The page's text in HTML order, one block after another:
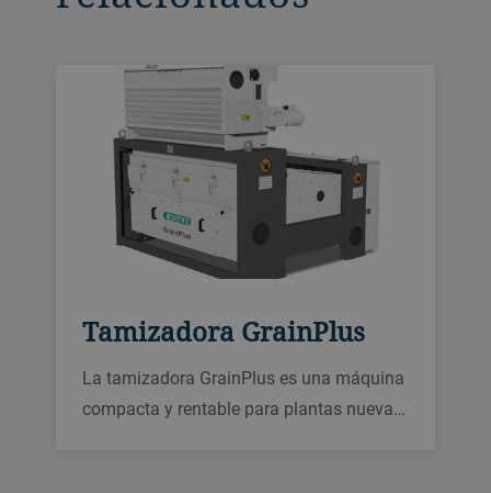
Tamizadora GrainPlus
La tamizadora GrainPlus es una máquina
compacta y rentable para plantas nuevas